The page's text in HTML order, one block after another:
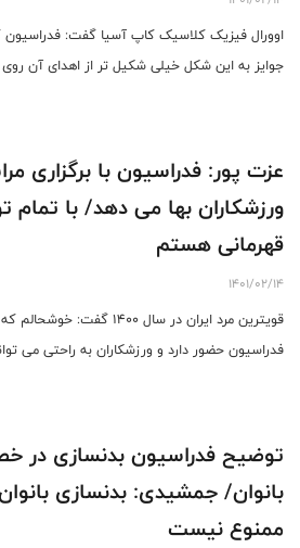
اوورال فیزیک کلاسیک کاپ آسیا گفت: فدراسیون
جوایز به این شکل خیلی شکیل تر از اهدای آن
عزت پور: فدراسیون با برگزاری
ورزشکاران بها می دهد/ با تمام
قهرمانی هستم
1401/02/14
قویترین مرد ایران در سال
فدراسیون حضور دارد و ورزشکاران به راحتی می
توضیح فدراسیون بدنسازی در
بانوان/ جمشیدی: بدنسازی
ممنوع نیست